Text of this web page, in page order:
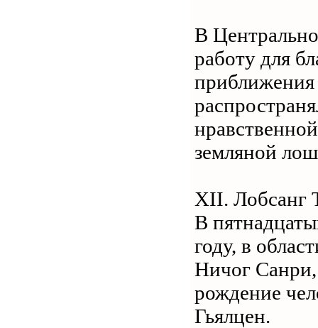
В
работу для
приближения
земляной
XII. Лобсанг
В
году, в
Ничог
рождение
Гьялцен.